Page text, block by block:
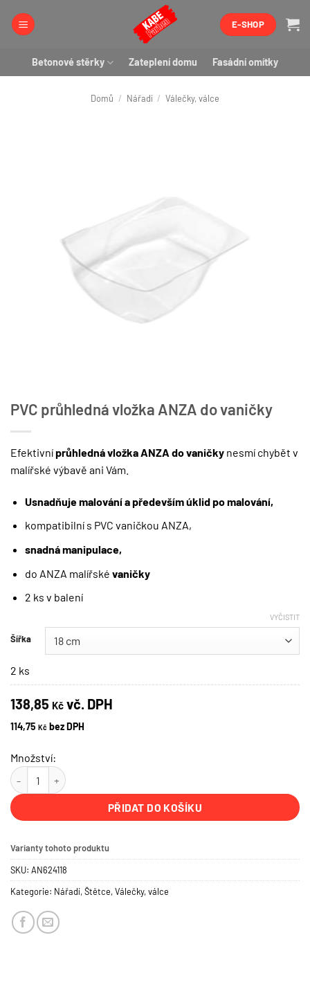
E-SHOP
Betonové stěrky Zateplení domu Fasádní omítky
Domů / Nářadí / Válečky, válce
PVC průhledná vložka ANZA do vaničky
Efektivníprůhledná vložka ANZA do vaničky nesmí chybět v
malířské výbavě ani Vám.
Usnadňuje malování a především úklid po malování,
kompatibilní s PVC vaničkou ANZA,
snadná manipulace,
do ANZA malířské vaničky
2 ks v balení
Šířka
VYČISTIT
2 ks
138,85 Kč vč. DPH
114,75 Kč bez DPH
Množství:
PVC průhledná vložka ANZA do vaničky množství
PŘIDAT DO KOŠÍKU
Varianty tohoto produktu
SKU: AN624118
Kategorie: Nářadí,Štětce,Válečky, válce